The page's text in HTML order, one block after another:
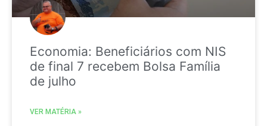
Economia: Beneficiários com NIS
de final 7 recebem Bolsa Família
de julho
VER MATÉRIA »